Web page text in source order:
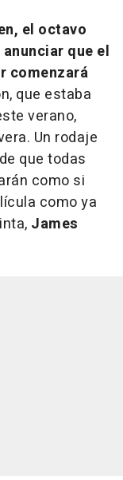
el octavo
que el
comenzará
que estaba
verano,
Un rodaje
que todas
como si
como ya
James